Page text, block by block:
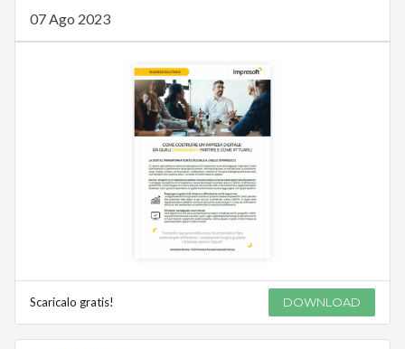
07 Ago 2023
Scaricalo gratis! DOWNLOAD